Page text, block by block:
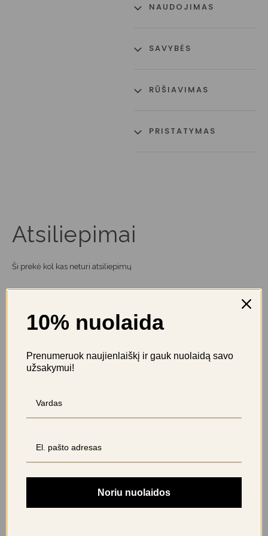
NAUDOJIMAS
SAVYBĖS
RŪŠIAVIMAS
PRISTATYMAS
Atsiliepimai
Ši prekė kol kas neturi atsiliepimų
BŪKITE PIRMAS APRAŠĘS “ORDO HYDRO SONIC IRIGATORIUS
– CHARCOAL GREY”
El. pašto adresas nebus skelbiamas. Būtini laukeliai pažymėti
Jūsų įvertinimas
10% nuolaida
Prenumeruok naujienlaiškį ir gauk nuolaidą savo
užsakymui!
Noriu nuolaidos